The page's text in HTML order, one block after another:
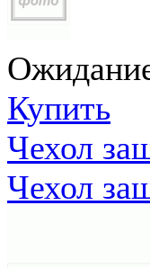
Купить
Чехол
Чехол